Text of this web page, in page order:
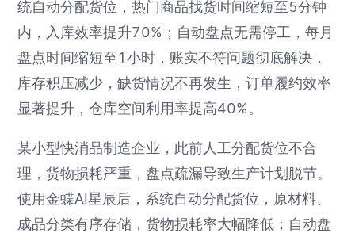
统自动分配货位，热门商品找货时间缩短至5分钟
内，入库效率提升70%；自动盘点无需停工，每月
盘点时间缩短至1小时，账实不符问题彻底解决，
库存积压减少，缺货情况不再发生，订单履约效率
显著提升，仓库空间利用率提高40%。
某小型快消品制造企业，此前人工分配货位不合
理，货物损耗严重，盘点疏漏导致生产计划脱节。
使用金蝶AI星辰后，系统自动分配货位，原材料、
成品分类有序存储，货物损耗率大幅降低；自动盘